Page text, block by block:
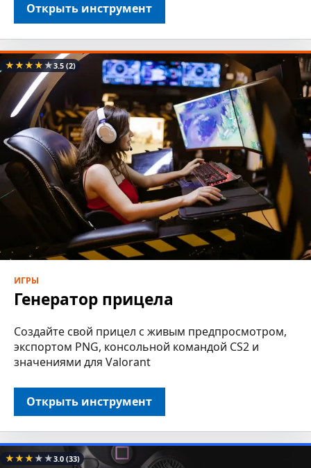
Открыть инструмент
★★★★★3.5(2)
ИГРЫ
Генератор прицела
Создайте свой прицел с живым предпросмотром,
экспортом PNG, консольной командой CS2 и
значениями для Valorant
Открыть инструмент
★★★★★3.0(33)